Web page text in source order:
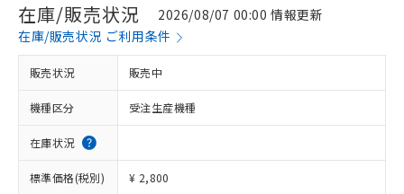
在庫/販売状況
2026/08/07 00:00 情報更新
在庫/販売状況 ご利用条件
販売状況 販売中
機種区分 受注生産機種
在庫状況
標準価格(税別) ¥ 2,800